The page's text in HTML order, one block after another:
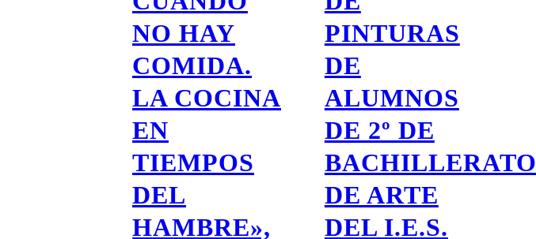
NO HAY
COMIDA.
LA COCINA
EN
TIEMPOS
DEL
HAMBRE»,
PINTURAS
DE
ALUMNOS
DE 2º DE
BACHILLERATO
DE ARTE
DEL I.E.S.